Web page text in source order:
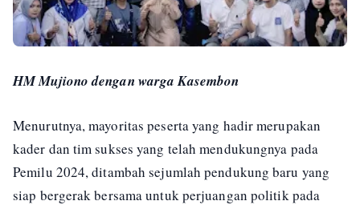
HM Mujiono dengan warga Kasembon
Menurutnya, mayoritas peserta yang hadir merupakan
kader dan tim sukses yang telah mendukungnya pada
Pemilu 2024, ditambah sejumlah pendukung baru yang
siap bergerak bersama untuk perjuangan politik pada